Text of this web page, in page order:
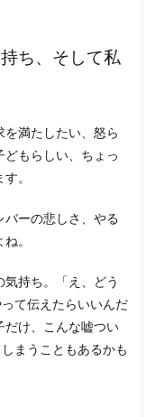
ち、そして私
満たしたい、怒ら
もらしい、ちょっ
。
ーの悲しさ、やる
。
持ち。「え、どう
て伝えたらいいんだ
だけ、こんな嘘つい
まうこともあるかも